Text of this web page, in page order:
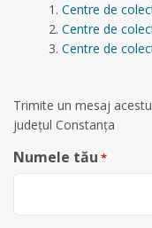
Centre de
Centre de
Centre de
Trimite un mesaj
județul Constanța
Numele tău *